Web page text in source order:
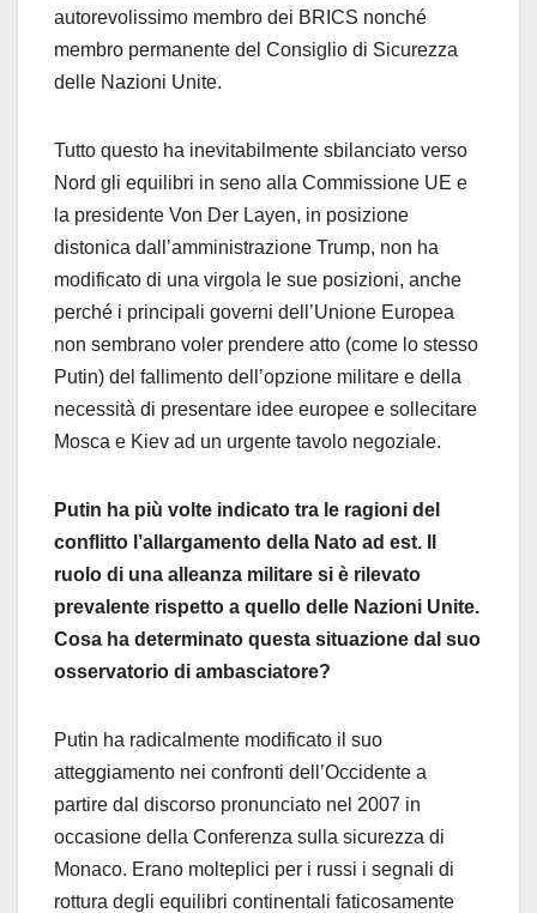
autorevolissimo membro dei BRICS nonché
membro permanente del Consiglio di Sicurezza
delle Nazioni Unite.
Tutto questo ha inevitabilmente sbilanciato verso
Nord gli equilibri in seno alla Commissione UE e
la presidente Von Der Layen, in posizione
distonica dall’amministrazione Trump, non ha
modificato di una virgola le sue posizioni, anche
perché i principali governi dell’Unione Europea
non sembrano voler prendere atto (come lo stesso
Putin) del fallimento dell’opzione militare e della
necessità di presentare idee europee e sollecitare
Mosca e Kiev ad un urgente tavolo negoziale.
Putin ha più volte indicato tra le ragioni del
conflitto l’allargamento della Nato ad est. Il
ruolo di una alleanza militare si è rilevato
prevalente rispetto a quello delle Nazioni Unite.
Cosa ha determinato questa situazione dal suo
osservatorio di ambasciatore?
Putin ha radicalmente modificato il suo
atteggiamento nei confronti dell’Occidente a
partire dal discorso pronunciato nel 2007 in
occasione della Conferenza sulla sicurezza di
Monaco. Erano molteplici per i russi i segnali di
rottura degli equilibri continentali faticosamente